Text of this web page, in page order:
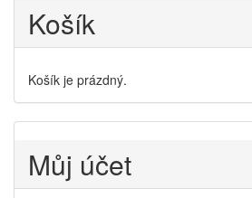
Košík
Košík je prázdný.
Můj účet